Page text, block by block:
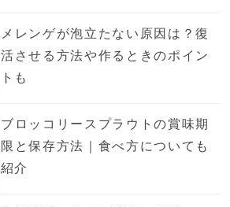
メレンゲが泡立たない原因は？復
活させる方法や作るときのポイン
トも
ブロッコリースプラウトの賞味期
限と保存方法｜食べ方についても
紹介